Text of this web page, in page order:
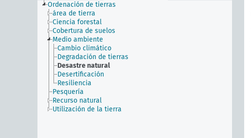
Ordenación de tierras
área de tierra
Ciencia forestal
Cobertura de suelos
Medio ambiente
Cambio climático
Degradación de tierras
Desastre natural
Desertificación
Resiliencia
Pesquería
Recurso natural
Utilización de la tierra